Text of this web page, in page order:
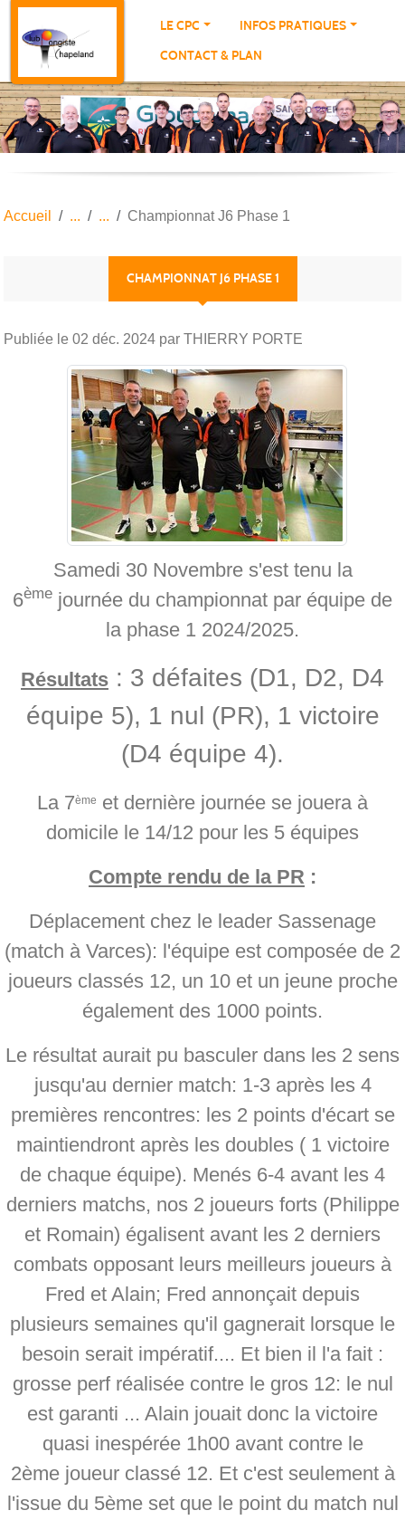
LE CPC
INFOS PRATIQUES
CONTACT & PLAN
Accueil Championnat J6 Phase 1
CHAMPIONNAT J6 PHASE 1
Publiée le 02 déc. 2024 par THIERRY PORTE
Samedi 30 Novembre s'est tenu la
6ème journée du championnat par équipe de
la phase 1 2024/2025.
Résultats : 3 défaites (D1, D2, D4
équipe 5), 1 nul (PR), 1 victoire
(D4 équipe 4).
La 7ème et dernière journée se jouera à
domicile le 14/12 pour les 5 équipes
Compte rendu de la PR :
Déplacement chez le leader Sassenage
(match à Varces): l'équipe est composée de 2
joueurs classés 12, un 10 et un jeune proche
également des 1000 points.
Le résultat aurait pu basculer dans les 2 sens
jusqu'au dernier match: 1-3 après les 4
premières rencontres: les 2 points d'écart se
maintiendront après les doubles ( 1 victoire
de chaque équipe). Menés 6-4 avant les 4
derniers matchs, nos 2 joueurs forts (Philippe
et Romain) égalisent avant les 2 derniers
combats opposant leurs meilleurs joueurs à
Fred et Alain; Fred annonçait depuis
plusieurs semaines qu'il gagnerait lorsque le
besoin serait impératif.... Et bien il l'a fait :
grosse perf réalisée contre le gros 12: le nul
est garanti ... Alain jouait donc la victoire
quasi inespérée 1h00 avant contre le
2ème joueur classé 12. Et c'est seulement à
l'issue du 5ème set que le point du match nul
Panneau de gestion des cookies